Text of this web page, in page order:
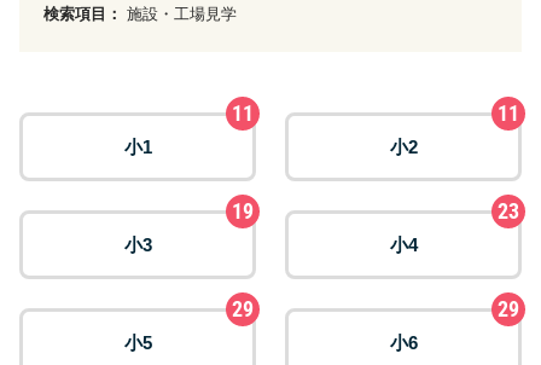
検索項目： 施設・工場見学
小1
11
小2
11
小3
19
小4
23
小5
29
小6
29